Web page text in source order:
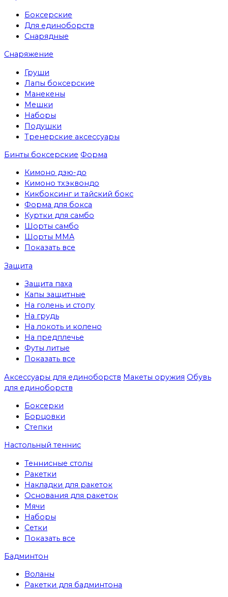
Боксерские
Для единоборств
Снарядные
Снаряжение
Груши
Лапы боксерские
Манекены
Мешки
Наборы
Подушки
Тренерские аксессуары
Бинты боксерские Форма
Кимоно дзю-до
Кимоно тхэквондо
Кикбоксинг и тайский бокс
Форма для бокса
Куртки для самбо
Шорты самбо
Шорты MMA
Показать все
Защита
Защита паха
Капы защитные
На голень и стопу
На грудь
На локоть и колено
На предплечье
Футы литые
Показать все
Аксессуары для единоборств Макеты оружия Обувь
для единоборств
Боксерки
Борцовки
Степки
Настольный теннис
Теннисные столы
Ракетки
Накладки для ракеток
Основания для ракеток
Мячи
Наборы
Сетки
Показать все
Бадминтон
Воланы
Ракетки для бадминтона